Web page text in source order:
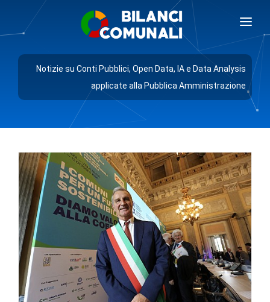
PREZZI
RICHIEDI DEMO
AREA GIORNALISTI
Notizie su Conti Pubblici, Open Data, IA e Data Analysis
applicate alla Pubblica Amministrazione